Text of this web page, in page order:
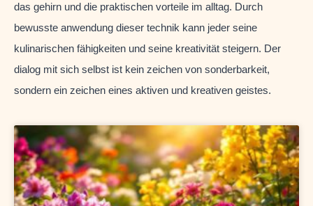
das gehirn und die praktischen vorteile im alltag. Durch
bewusste anwendung dieser technik kann jeder seine
kulinarischen fähigkeiten und seine kreativität steigern. Der
dialog mit sich selbst ist kein zeichen von sonderbarkeit,
sondern ein zeichen eines aktiven und kreativen geistes.